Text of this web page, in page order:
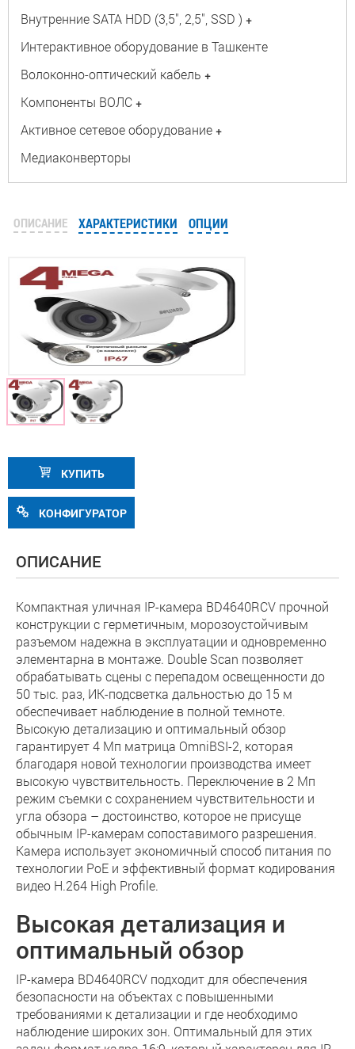
Внутренние SATA HDD (3,5", 2,5", SSD ) +
Интерактивное оборудование в Ташкенте
Волоконно-оптический кабель +
Компоненты ВОЛС +
Активное сетевое оборудование +
Медиаконверторы
ОПИСАНИЕ ХАРАКТЕРИСТИКИ ОПЦИИ
КУПИТЬ
КОНФИГУРАТОР
ОПИСАНИЕ
Компактная уличная IP-камера BD4640RCV прочной
конструкции с герметичным, морозоустойчивым
разъемом надежна в эксплуатации и одновременно
элементарна в монтаже. Double Scan позволяет
обрабатывать сцены с перепадом освещенности до
50 тыс. раз, ИК-подсветка дальностью до 15 м
обеспечивает наблюдение в полной темноте.
Высокую детализацию и оптимальный обзор
гарантирует 4 Мп матрица OmniBSI-2, которая
благодаря новой технологии производства имеет
высокую чувствительность. Переключение в 2 Мп
режим съемки с сохранением чувствительности и
угла обзора – достоинство, которое не присуще
обычным IP-камерам сопоставимого разрешения.
Камера использует экономичный способ питания по
технологии PoE и эффективный формат кодирования
видео Н.264 High Profile.
Высокая детализация и
оптимальный обзор
IP-камера BD4640RCV подходит для обеспечения
безопасности на объектах с повышенными
требованиями к детализации и где необходимо
наблюдение широких зон. Оптимальный для этих